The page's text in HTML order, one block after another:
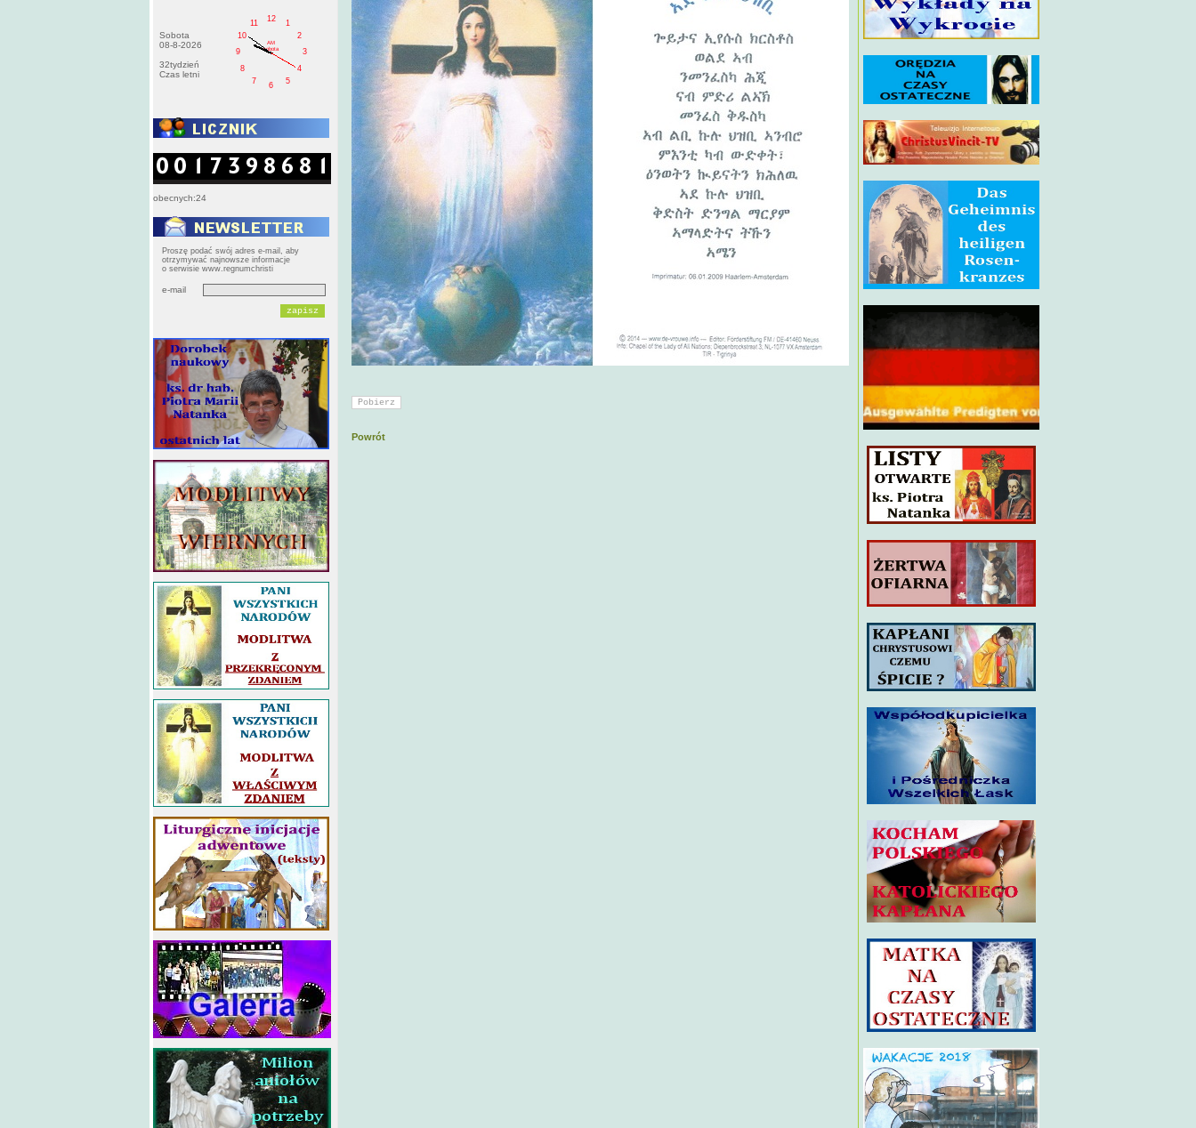
Sobota
08-8-2026
32tydzień
Czas letni
1
2
3
4
5
6
7
8
9
10
11
12
AM
sobota
obecnych:24
Proszę podać swój adres e-mail, aby
otrzymywać najnowsze informacje
o serwisie www.regnumchristi
e-mail
Powrót